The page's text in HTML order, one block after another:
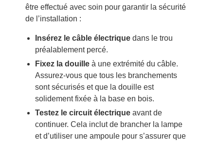
être effectué avec soin pour garantir la sécurité
de l’installation :
Insérez le câble électriquedans le trou
préalablement percé.
Fixez la douilleà une extrémité du câble.
Assurez-vous que tous les branchements
sont sécurisés et que la douille est
solidement fixée à la base en bois.
Testez le circuit électriqueavant de
continuer. Cela inclut de brancher la lampe
et d’utiliser une ampoule pour s’assurer que